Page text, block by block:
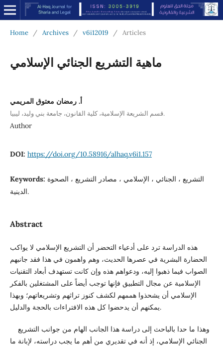
Home / Archives / v6i12019 / Articles
ماهية التشريع الجنائي الإسلامي
أ. رمضان معتوق المريمي
قسم الشريعة الإسلامية، كلية القانون، جامعة بني وليد، ليبيا.
Author
DOI: https://doi.org/10.58916/alhaq.v6i1.157
Keywords: التشريع ، الجنائي ، الإسلامي ، مصادر التشريع ، الصحوة
الدينية.
Abstract
هذه الدراسة ترد على أدعياء التحضر أن التشريع الإسلامي لا يواكب
الحضارة البشرية في عصرها الحديث، وهم واهمون في هذا فقد جانبهم
الصواب فيما ذهبوا إليه، ودعواهم هذه وإن كانت تستهدف أبعاد التقنيات
الإسلامية عن مجال التطبيق فإنها توجب أيضاً على المشتغلين بالفكر
الإسلامي أن يشحذوا هممهم لكشف كنوز تراثهم وتشريعاتهم؛ وبهذا
يمكنهم أن يدحضوا كل هذه الافتراءات بالحجة والدليل.
الجنائي الإسلامي، إذ أنه في تقديري من أهم ما يجب دراسته، لإبانة ما